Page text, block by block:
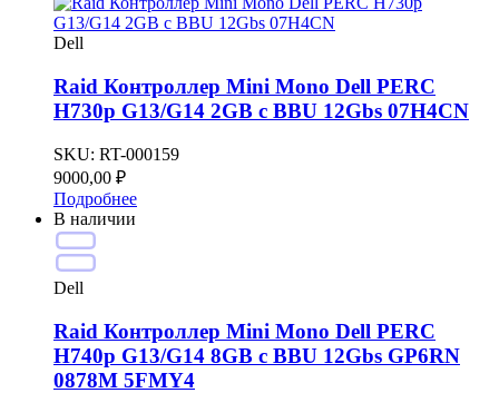
Dell
Raid Контроллер Mini Mono Dell PERC
H730p G13/G14 2GB c BBU 12Gbs 07H4CN
SKU: RT-000159
9000,00 ₽
Подробнее
В наличии
Dell
Raid Контроллер Mini Mono Dell PERC
H740p G13/G14 8GB c BBU 12Gbs GP6RN
0878M 5FMY4